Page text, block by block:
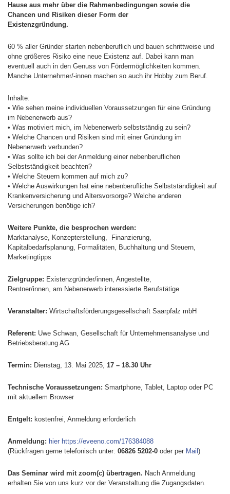
Hause aus mehr über die Rahmenbedingungen sowie die
Chancen und Risiken dieser Form der
Existenzgründung.
60 % aller Gründer starten nebenberuflich und bauen schrittweise und
ohne größeres Risiko eine neue Existenz auf. Dabei kann man
eventuell auch in den Genuss von Fördermöglichkeiten kommen.
Manche Unternehmer/-innen machen so auch ihr Hobby zum Beruf.
Inhalte:
• Wie sehen meine individuellen Voraussetzungen für eine Gründung
im Nebenerwerb aus?
• Was motiviert mich, im Nebenerwerb selbstständig zu sein?
• Welche Chancen und Risiken sind mit einer Gründung im
Nebenerwerb verbunden?
• Was sollte ich bei der Anmeldung einer nebenberuflichen
Selbstständigkeit beachten?
• Welche Steuern kommen auf mich zu?
• Welche Auswirkungen hat eine nebenberufliche Selbstständigkeit auf
Krankenversicherung und Altersvorsorge? Welche anderen
Versicherungen benötige ich?
Weitere Punkte, die besprochen werden:
Marktanalyse, Konzepterstellung, Finanzierung,
Kapitalbedarfsplanung, Formalitäten, Buchhaltung und Steuern,
Marketingtipps
Zielgruppe: Existenzgründer/innen, Angestellte,
Rentner/innen, am Nebenerwerb interessierte Berufstätige
Veranstalter: Wirtschaftsförderungsgesellschaft Saarpfalz mbH
Referent: Uwe Schwan, Gesellschaft für Unternehmensanalyse und
Betriebsberatung AG
Termin: Dienstag, 13. Mai 2025, 17 – 18.30 Uhr
Technische Voraussetzungen: Smartphone, Tablet, Laptop oder PC
mit aktuellem Browser
Entgelt: kostenfrei, Anmeldung erforderlich
Anmeldung: hier https://eveeno.com/176384088
(Rückfragen gerne telefonisch unter: 06826 5202-0 oder per Mail )
Das Seminar wird mit zoom(c) übertragen. Nach Anmeldung
erhalten Sie von uns kurz vor der Veranstaltung die Zugangsdaten.